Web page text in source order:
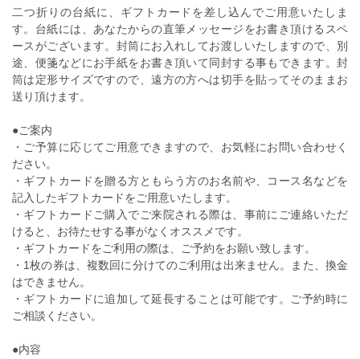
二つ折りの台紙に、ギフトカードを差し込んでご用意いたしま
す。台紙には、あなたからの直筆メッセージをお書き頂けるスペ
ースがございます。封筒にお入れしてお渡しいたしますので、別
途、便箋などにお手紙をお書き頂いて同封する事もできます。封
筒は定形サイズですので、遠方の方へは切手を貼ってそのままお
送り頂けます。
●ご案内
・ご予算に応じてご用意できますので、お気軽にお問い合わせく
ださい。
・ギフトカードを贈る方ともらう方のお名前や、コース名などを
記入したギフトカードをご用意いたします。
・ギフトカードご購入でご来院される際は、事前にご連絡いただ
けると、お待たせする事がなくオススメです。
・ギフトカードをご利用の際は、ご予約をお願い致します。
・1枚の券は、複数回に分けてのご利用は出来ません。また、換金
はできません。
・ギフトカードに追加して延長することは可能です。ご予約時に
ご相談ください。
●内容